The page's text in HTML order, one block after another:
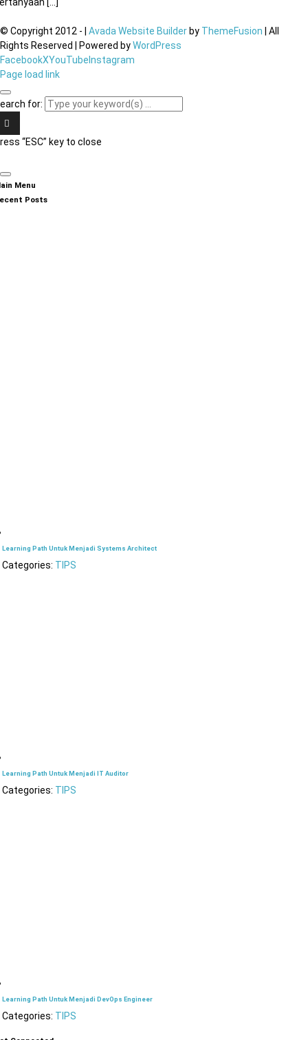
[...]
© Copyright 2012 - Avada Website Builder by ThemeFusion | All
Rights Reserved | Powered byWordPress
FacebookXYouTube Instagram
Page load link
for:
“ESC” key to close
Menu
Posts
Learning Path Untuk Menjadi Systems Architect
Categories: TIPS
Learning Path Untuk Menjadi IT Auditor
Categories: TIPS
Learning Path Untuk Menjadi DevOps Engineer
Categories: TIPS